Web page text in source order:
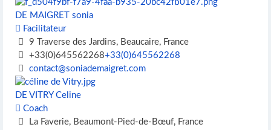
DE MAIGRET sonia
Facilitateur
9 Traverse des Jardins, Beaucaire, France
+33(0)645562268+33(0)645562268
contact@soniademaigret.com
DE VITRY Celine
Coach
La Faverie, Beaumont-Pied-de-Bœuf, France